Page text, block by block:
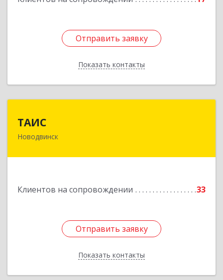
Отправить заявку
Показать контакты
Отправить заявку
Назад
ТАИС
Новодвинск
Клиентов на сопровождении 33
Отправить заявку
Показать контакты
164902, Архангельская обл, Новодвинск г,
Отправить заявку
Назад